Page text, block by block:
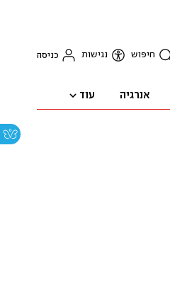
חיפוש נגישות כניסה
אנרגיה עוד